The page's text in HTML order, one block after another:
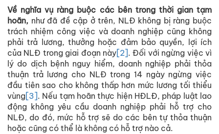
Về nghĩa vụ ràng buộc các bên trong thời gian tạm
hoãn, như đã đề cập ở trên, NLĐ không bị ràng buộc
trách nhiệm công việc và doanh nghiệp cũng không
phải trả lương, thưởng hoặc đảm bảo quyền, lợi ích
của NLĐ trong giai đoạn này[2]. Đối với ngừng việc vì
lý do dịch bệnh nguy hiểm, doanh nghiệp phải thỏa
thuận trả lương cho NLĐ trong 14 ngày ngừng việc
đầu tiên sao cho không thấp hơn mức lương tối thiểu
vùng[3]. Nếu tạm hoãn thực hiện HĐLĐ, pháp luật lao
động không yêu cầu doanh nghiệp phải hỗ trợ cho
NLĐ, do đó, mức hỗ trợ sẽ do các bên tự thỏa thuận
hoặc cũng có thể là không có hỗ trợ nào cả.